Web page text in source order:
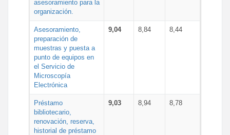
asesoramiento para la
organización.
Asesoramiento,
preparación de
muestras y puesta a
punto de equipos en
el Servicio de
Microscopía
Electrónica
9,04 8,84 8,44
Préstamo
bibliotecario,
renovación, reserva,
historial de préstamo
9,03 8,94 8,78